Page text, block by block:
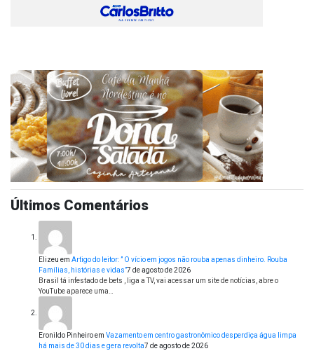
Últimos Comentários
Elizeu em Artigo do leitor: ” O vício em jogos não rouba apenas dinheiro. Rouba
Famílias, histórias e vidas”7 de agosto de 2026
Brasil tá infestado de bets , liga a TV, vai acessar um site de notícias, abre o
YouTube aparece uma…
Eronildo Pinheiroem Vazamento em centro gastronômico desperdiça água limpa
há mais de 30 dias e gera revolta7 de agosto de 2026